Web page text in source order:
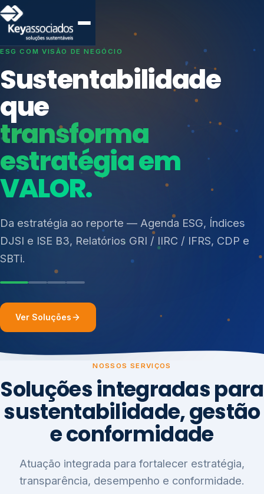
SISTEMAS DE GESTÃO OTIMIZADOS E INTEGRADOS
Conformidade que
protege seu
negócio.
Consultoria, auditoria e treinamentos em ISO 27001,
ISO 27701, ISO 42001, ISO 37001, ISO 9001, ISO
resíduos sólidos (PGRS/PMGRS).
Índices de Mercado
Mudanças Climáticas
Reputação e Cadeia
Reporte Regulatório
Ver Soluções
NOSSOS SERVIÇOS
Soluções integradas para
sustentabilidade, gestão
e conformidade
Atuação integrada para fortalecer estratégia,
transparência, desempenho e conformidade.